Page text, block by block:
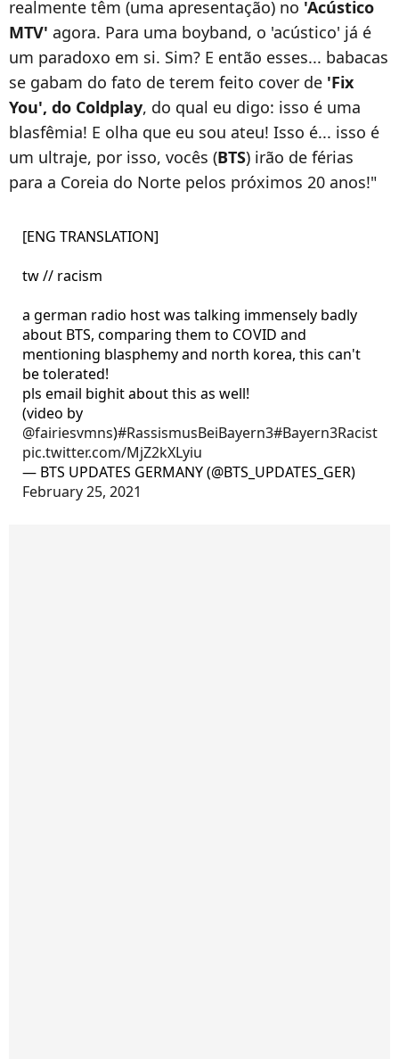
realmente têm (uma apresentação) no 'Acústico
MTV' agora. Para uma boyband, o 'acústico' já é
um paradoxo em si. Sim? E então esses... babacas
se gabam do fato de terem feito cover de 'Fix
You', do Coldplay, do qual eu digo: isso é uma
blasfêmia! E olha que eu sou ateu! Isso é... isso é
um ultraje, por isso, vocês (BTS) irão de férias
para a Coreia do Norte pelos próximos 20 anos!"
[ENG TRANSLATION]
tw // racism
a german radio host was talking immensely badly
about BTS, comparing them to COVID and
mentioning blasphemy and north korea, this can't
be tolerated!
pls email bighit about this as well!
(video by
@fairiesvmns)#RassismusBeiBayern3#Bayern3Racist
pic.twitter.com/MjZ2kXLyiu
— BTS UPDATES GERMANY (@BTS_UPDATES_GER)
February 25, 2021